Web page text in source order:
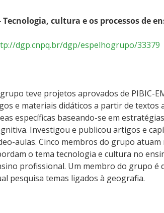
Tecnologia, cultura e os processos de
dgp.cnpq.br/dgp/espelhogrupo/33379
teve projetos aprovados de PIBIC-
e materiais didáticos a partir de
específicas baseando-se em
Investigou e publicou artigos e
aulas. Cinco membros do grupo
o tema tecnologia e cultura no
profissional. Um membro do grupo é
pesquisa temas ligados à geografia.